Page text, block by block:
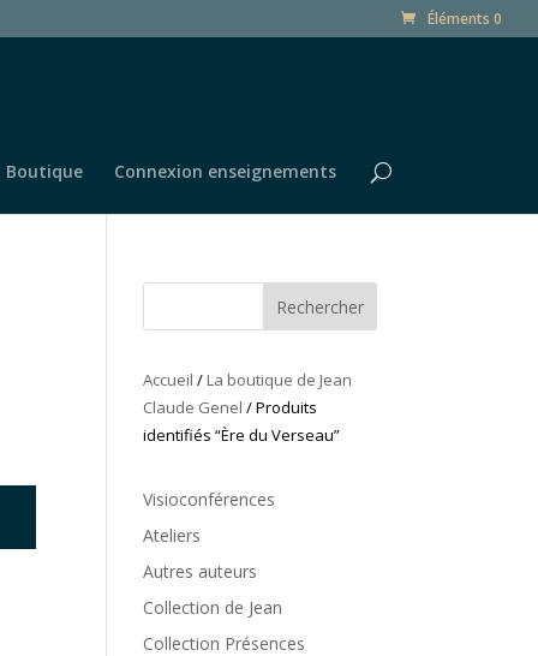
Éléments 0
Boutique Connexion enseignements
Rechercher
Accueil / La boutique de Jean
Claude Genel / Produits
identifiés “Ère du Verseau”
Visioconférences
Ateliers
Autres auteurs
Collection de Jean
Collection Présences